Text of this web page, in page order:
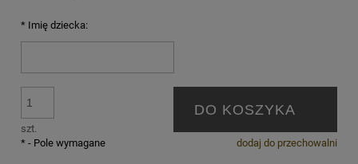
* Imię dziecka:
szt.
DO KOSZYKA
dodaj do przechowalni
* - Pole wymagane